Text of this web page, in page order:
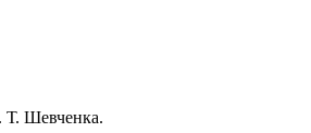
Т. Шевченка.